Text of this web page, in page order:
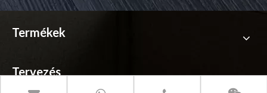
Termékek
Tervezés